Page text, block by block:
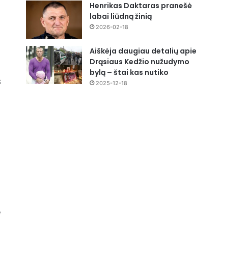
Henrikas Daktaras pranešė
labai liūdną žinią
2026-02-18
Aiškėja daugiau detalių apie
Drąsiaus Kedžio nužudymo
bylą – štai kas nutiko
2025-12-18